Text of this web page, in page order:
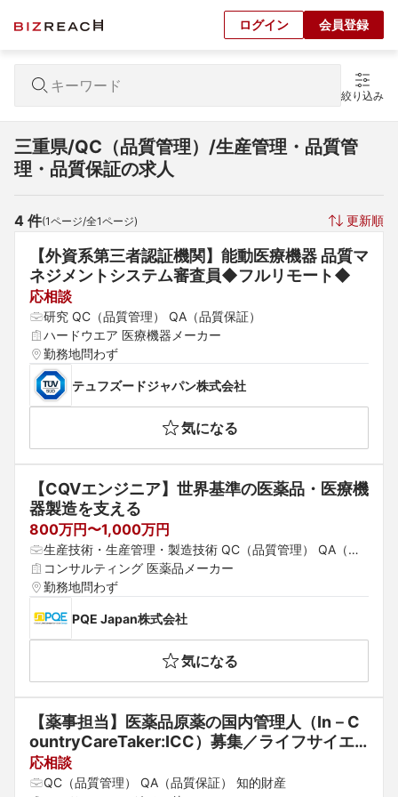
ログイン 会員登録
絞り込み
三重県/QC（品質管理）/生産管理・品質管
理・品質保証の求人
4 件(1ページ/全1ページ) 更新順
【外資系第三者認証機関】能動医療機器 品質マ
ネジメントシステム審査員◆フルリモート◆
応相談
研究 QC（品質管理） QA（品質保証）
ハードウエア 医療機器メーカー
勤務地問わず
テュフズードジャパン株式会社
気になる
【CQVエンジニア】世界基準の医薬品・医療機
器製造を支える
800万円〜1,000万円
生産技術・生産管理・製造技術 QC（品質管理） QA（品
質保証）
コンサルティング 医薬品メーカー
勤務地問わず
PQE Japan株式会社
気になる
【薬事担当】医薬品原薬の国内管理人（In－C
ountryCareTaker:ICC）募集／ライフサイエ
ンスに特化したグローバルコンサルティング会
社
応相談
QC（品質管理） QA（品質保証） 知的財産